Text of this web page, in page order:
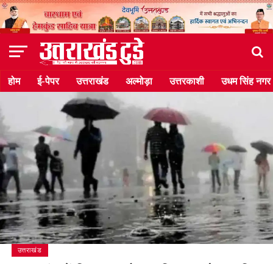
होम ई-पेपर उत्तराखंड अल्मोड़ा उत्तरकाशी उधम सिंह नगर
उत्तराखंड